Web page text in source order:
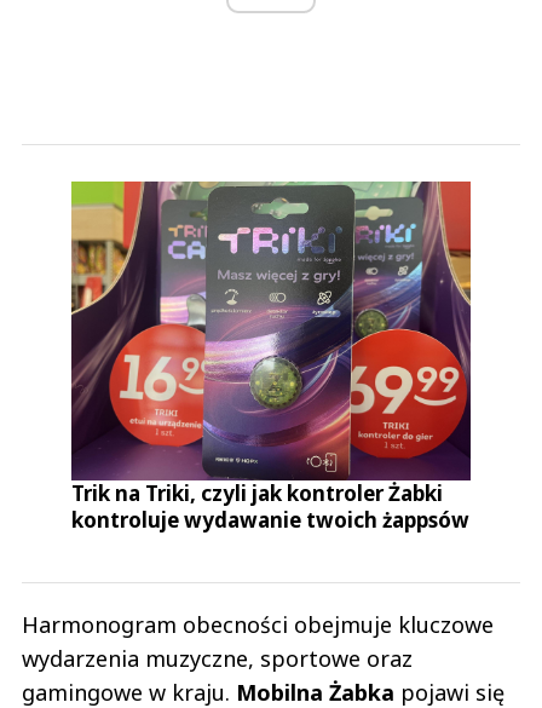
Trik na Triki, czyli jak kontroler Żabki
kontroluje wydawanie twoich żappsów
Harmonogram obecności obejmuje kluczowe
wydarzenia muzyczne, sportowe oraz
gamingowe w kraju. Mobilna Żabka pojawi się